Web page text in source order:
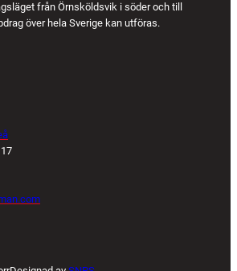
från Örnsköldsvik i söder och till
över hela Sverige kan utföras.